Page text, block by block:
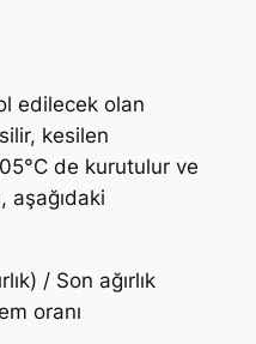
edilecek olan
kesilen
de kurutulur ve
aşağıdaki
/ Son ağırlık
oranı